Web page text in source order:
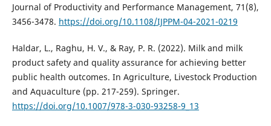
Journal of Productivity and Performance Management, 71(8),
3456-3478. https://doi.org/10.1108/IJPPM-04-2021-0219
Haldar, L., Raghu, H. V., & Ray, P. R. (2022). Milk and milk
product safety and quality assurance for achieving better
public health outcomes. In Agriculture, Livestock Production
and Aquaculture (pp. 217-259). Springer.
https://doi.org/10.1007/978-3-030-93258-9_13